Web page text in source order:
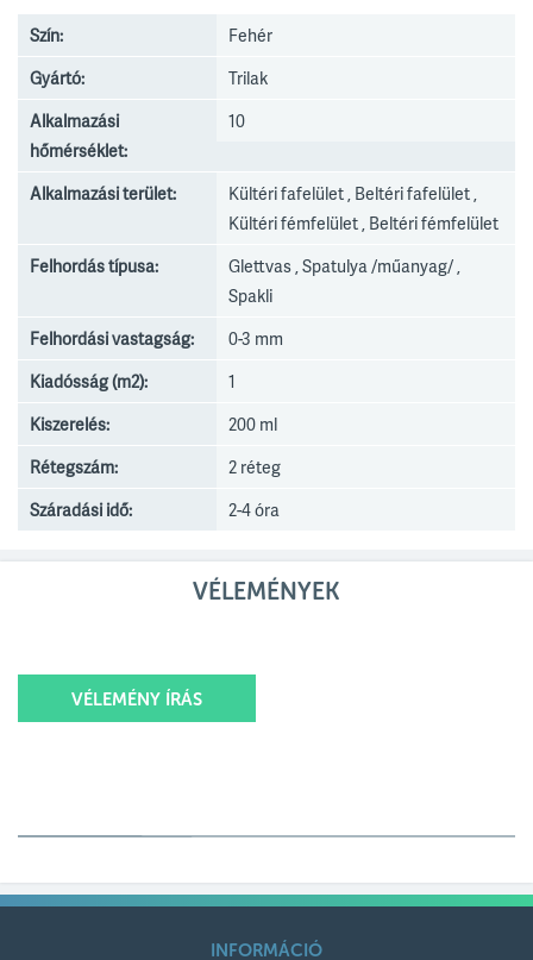
Szín:
Fehér
Gyártó:
Trilak
Alkalmazási
hőmérséklet:
10
Alkalmazási terület:
Kültéri fafelület , Beltéri fafelület ,
Kültéri fémfelület , Beltéri fémfelület
Felhordás típusa:
Glettvas , Spatulya /műanyag/ ,
Spakli
Felhordási vastagság:
0-3 mm
Kiadósság (m2):
1
Kiszerelés:
200 ml
Rétegszám:
2 réteg
Száradási idő:
2-4 óra
VÉLEMÉNYEK
VÉLEMÉNY ÍRÁS
Értékelésed címe
INFORMÁCIÓ